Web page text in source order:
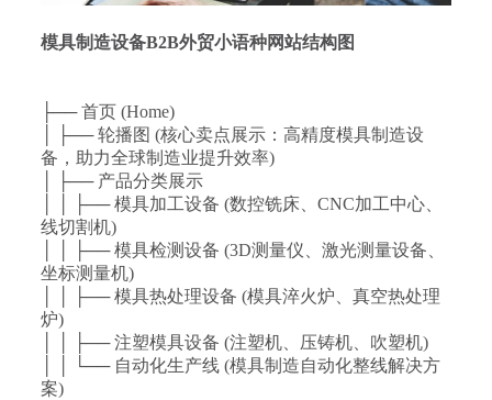
模具制造设备B2B外贸小语种网站结构图
├── 首页 (Home)
│ ├── 轮播图 (核心卖点展示：高精度模具制造设
备，助力全球制造业提升效率)
│ ├── 产品分类展示
│ │ ├── 模具加工设备 (数控铣床、CNC加工中心、
线切割机)
│ │ ├── 模具检测设备 (3D测量仪、激光测量设备、
坐标测量机)
│ │ ├── 模具热处理设备 (模具淬火炉、真空热处理
炉)
│ │ ├── 注塑模具设备 (注塑机、压铸机、吹塑机)
│ │ └── 自动化生产线 (模具制造自动化整线解决方
案)